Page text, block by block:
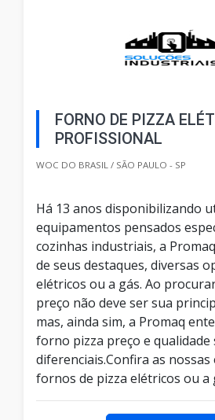
FORNO DE PIZZA
PROFISSIONAL
WOC DO BRASIL / SÃO PAULO - SP
Há 13 anos disponibilizando
equipamentos pensados
cozinhas industriais, a
de seus destaques, diversas
elétricos ou a gás. Ao
preço não deve ser sua
mas, ainda sim, a Promaq
forno pizza preço e
diferenciais.Confira as nossas
fornos de pizza elétricos ou a